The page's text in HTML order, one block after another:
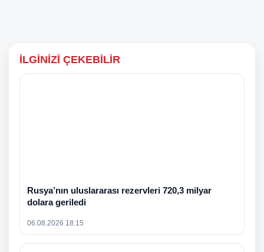
İLGINIZI ÇEKEBILIR
Rusya’nın uluslararası rezervleri 720,3 milyar
dolara geriledi
06.08.2026 18:15